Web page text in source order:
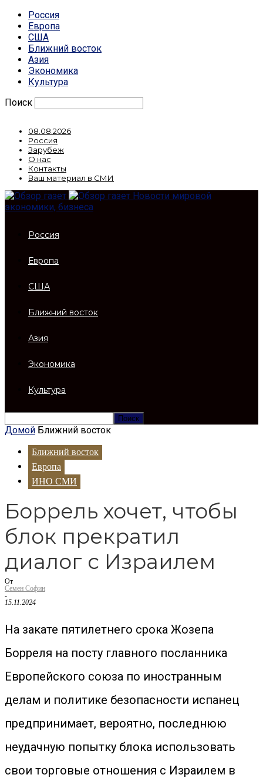
Россия
Европа
США
Ближний восток
Азия
Экономика
Культура
Поиск
08.08.2026
Россия
Зарубеж
О нас
Контакты
Ваш материал в СМИ
Новости мировой
экономики, бизнеса
Россия
Европа
США
Ближний восток
Азия
Экономика
Культура
Домой Ближний восток
Ближний восток
Европа
ИНО СМИ
Боррель хочет, чтобы
блок прекратил
диалог с Израилем
От
Семен Софин
-
15.11.2024
На закате пятилетнего срока Жозепа
Борреля на посту главного посланника
Европейского союза по иностранным
делам и политике безопасности испанец
предпринимает, вероятно, последнюю
неудачную попытку блока использовать
свои торговые отношения с Израилем в